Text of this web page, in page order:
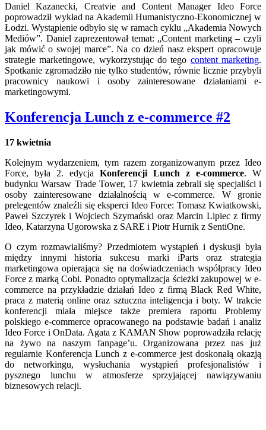
Daniel Kazanecki, Creatvie and Content Manager Ideo Force
poprowadził wykład na Akademii Humanistyczno-Ekonomicznej w
Łodzi. Wystąpienie odbyło się w ramach cyklu „Akademia Nowych
Mediów”. Daniel zaprezentował temat: „Content marketing – czyli
jak mówić o swojej marce”. Na co dzień nasz ekspert opracowuje
strategie marketingowe, wykorzystując do tego content marketing.
Spotkanie zgromadziło nie tylko studentów, równie licznie przybyli
pracownicy naukowi i osoby zainteresowane działaniami e-
marketingowymi.
Konferencja Lunch z e-commerce #2
17 kwietnia
Kolejnym wydarzeniem, tym razem zorganizowanym przez Ideo
Force, była 2. edycja Konferencji Lunch z e-commerce. W
budynku Warsaw Trade Tower, 17 kwietnia zebrali się specjaliści i
osoby zainteresowane działalnością w e-commerce. W gronie
prelegentów znaleźli się eksperci Ideo Force: Tomasz Kwiatkowski,
Paweł Szczyrek i Wojciech Szymański oraz Marcin Lipiec z firmy
Ideo, Katarzyna Ugorowska z SARE i Piotr Hurnik z SentiOne.
O czym rozmawialiśmy? Przedmiotem wystąpień i dyskusji była
między innymi historia sukcesu marki iParts oraz strategia
marketingowa opierająca się na doświadczeniach współpracy Ideo
Force z marką Cobi. Ponadto optymalizacja ścieżki zakupowej w e-
commerce na przykładzie działań Ideo z firmą Black Red White,
praca z materią online oraz sztuczna inteligencja i boty. W trakcie
konferencji miała miejsce także premiera raportu Problemy
polskiego e-commerce opracowanego na podstawie badań i analiz
Ideo Force i OnData. Agata z KAMAN Show poprowadziła relację
na żywo na naszym fanpage’u. Organizowana przez nas już
regularnie Konferencja Lunch z e-commerce jest doskonałą okazją
do networkingu, wysłuchania wystąpień profesjonalistów i
pysznego lunchu w atmosferze sprzyjającej nawiązywaniu
biznesowych relacji.